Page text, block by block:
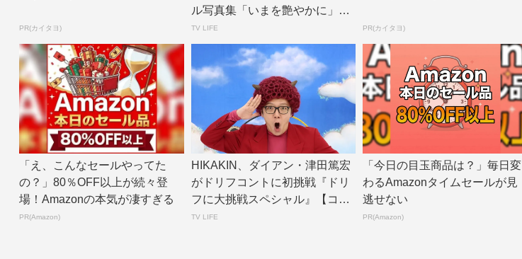
PR(カイタヨ)
ル写真集「いまを艶やかに」誌
面カット公開 |...
TV LIFE PR(カイタヨ)
「え、こんなセールやってた
の？」80％OFF以上が続々登
場！Amazonの本気が凄すぎる
PR(Amazon)
HIKAKIN、ダイアン・津田篤宏
がドリフコントに初挑戦『ドリ
フに大挑戦スペシャル』【コメ
ントあり】...
TV LIFE
「今日の目玉商品は？」毎日変
わるAmazonタイムセールが見
逃せない
PR(Amazon)